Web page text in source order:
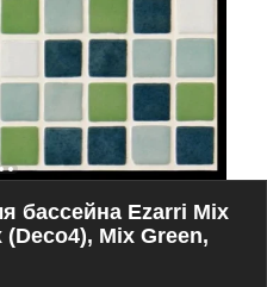
бассейна Ezarri Mix
(Deco4), Mix Green,